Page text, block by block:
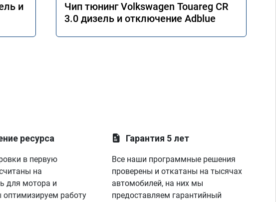
и
Чип тюнинг Volkswagen Touareg CR
3.0 дизель и отключение Adblue
ресурса
в первую
на
для мотора и
работу
Гарантия 5 лет
Все наши программные решения
проверены и откатаны на тысячах
автомобилей, на них мы
предоставляем гарантийный